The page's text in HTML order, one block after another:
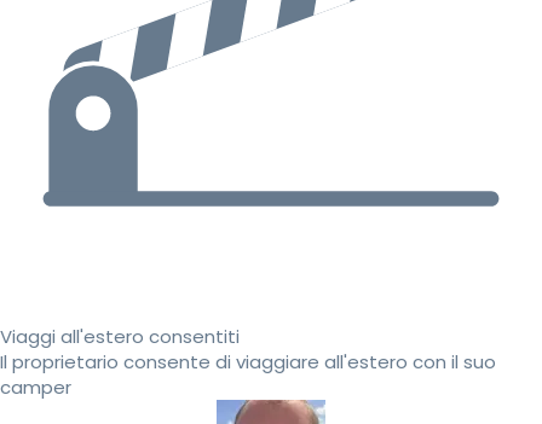
Viaggi all'estero consentiti
Il proprietario consente di viaggiare all'estero con il suo
camper